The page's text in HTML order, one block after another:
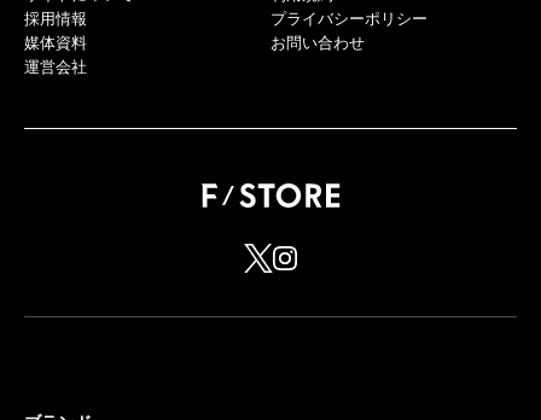
採用情報
媒体資料
運営会社
プライバシーポリシー
お問い合わせ